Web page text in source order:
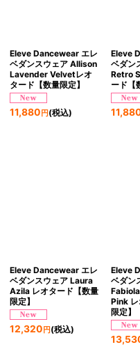
Eleve Dancewear エレ
ベダンスウェア Allison
Lavender Velvetレオ
タード【数量限定】
11,880 円 (税込)
Eleve
ベダン
Retro
ード【
Eleve Dancewear エレ
ベダンスウェア Laura
Azila レオタード【数量
限定】
12,320 円 (税込)
Eleve
ベダン
Pink
限定】